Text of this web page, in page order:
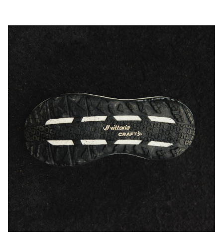
Tuotepalautukset aina maksuttomia.
Asiakaspalvelumme sivuilta löydät nopeasti vastaukset
kysymyksiisi.